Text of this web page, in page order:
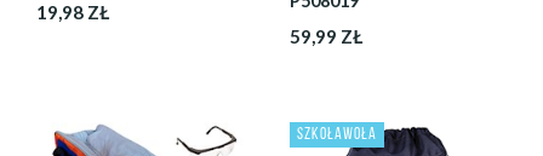
19,98 ZŁ
59,99 ZŁ
SZKOŁAWOŁA